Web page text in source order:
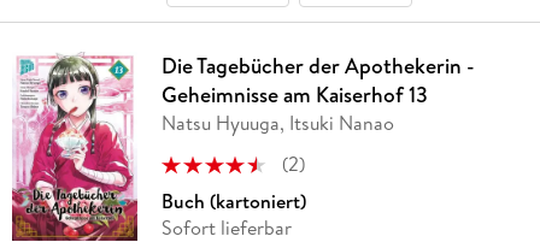
Die Tagebücher der Apothekerin -
Geheimnisse am Kaiserhof 13
Natsu Hyuuga, Itsuki Nanao
(2)
Buch (kartoniert)
Sofort lieferbar